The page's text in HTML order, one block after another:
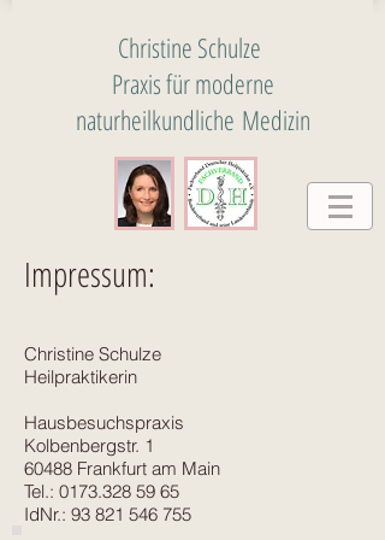
Christine Schulze
Praxisfürmoderne
naturheilkundliche Medizin
Impressum:
Christine Schulze
Heilpraktikerin
Hausbesuchspraxis
Kolbenbergstr. 1
60488 Frankfurt am Main
Tel.: 0173.328 59 65
IdNr.: 93 821 546 755